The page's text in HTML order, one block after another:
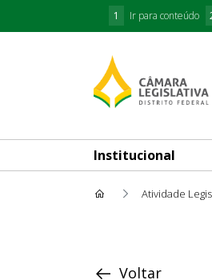
1 Ir para conteúdo
Institucional
Atividade
Voltar